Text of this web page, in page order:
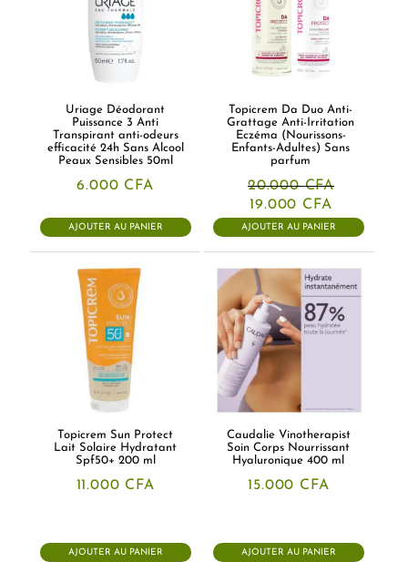
Uriage Déodorant
Puissance 3 Anti
Transpirant anti-odeurs
efficacité 24h Sans Alcool
Peaux Sensibles 50ml
6.000 CFA
AJOUTER AU PANIER
Topicrem Da Duo Anti-
Grattage Anti-Irritation
Eczéma (Nourissons-
Enfants-Adultes) Sans
parfum
20.000CFA
Le
prix
initial
19.000 CFA
prix
actuel
AJOUTER AU PANIER
Topicrem Sun Protect
Lait Solaire Hydratant
Spf50+ 200 ml
11.000 CFA
AJOUTER AU PANIER
Caudalie Vinotherapist
Soin Corps Nourrissant
Hyaluronique 400 ml
15.000 CFA
AJOUTER AU PANIER